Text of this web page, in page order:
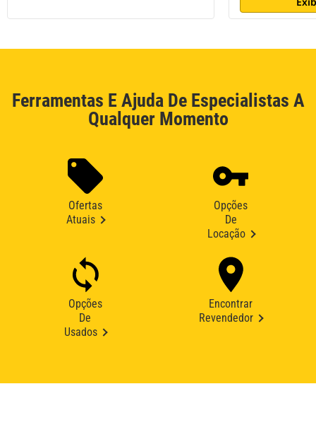
Ferramentas E Ajuda De Especialistas A
Qualquer Momento
Ofertas
Atuais
Opções
De
Locação
Opções
De
Usados
Encontrar
Revendedor